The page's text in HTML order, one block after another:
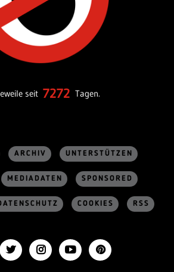
seit 7272 Tagen.
ARCHIV UNTERSTÜTZEN
MEDIADATEN SPONSORED
COOKIES RSS